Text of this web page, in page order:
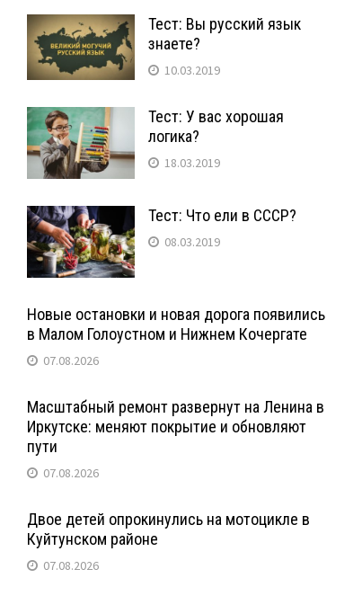
Тест: Вы русский язык
знаете?
10.03.2019
Тест: У вас хорошая
логика?
18.03.2019
Тест: Что ели в СССР?
08.03.2019
Новые остановки и новая дорога появились
в Малом Голоустном и Нижнем Кочергате
07.08.2026
Масштабный ремонт развернут на Ленина в
Иркутске: меняют покрытие и обновляют
пути
07.08.2026
Двое детей опрокинулись на мотоцикле в
Куйтунском районе
07.08.2026